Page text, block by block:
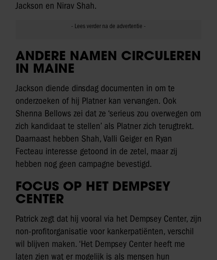
Jackson en Nirav Shah.
ANDERE NAMEN CIRCULEREN
IN MAINE
Jackson diende dinsdag documenten in om te
onderzoeken of hij Platner kan vervangen. Ook
Shenna Bellows zei dat ze ‘serieus zou overwegen om
zich kandidaat te stellen’ als Platner zich terugtrekt.
Daarnaast hebben Shah, Valli Geiger en Ryan
Fecteau interesse getoond in de zetel, maar zij
hebben nog geen campagne bevestigd.
FOCUS OP HET DEMPSEY
CENTER
Patrick zegt dat hij vooral via het Dempsey Center, zijn
non-profitorganisatie voor kankerpatiënten, verschil
wil blijven maken. ‘Het Dempsey Center heeft me
laten zien wat er mogelijk is als mensen hun